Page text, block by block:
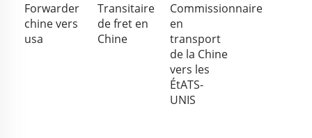
Forwarder
chine vers
usa
Transitaire
de fret en
Chine
Commissionnaire
en
transport
de la Chine
vers les
ÉtATS-
UNIS